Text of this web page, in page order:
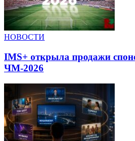
НОВОСТИ
IMS+ открыла продажи
ЧМ-2026